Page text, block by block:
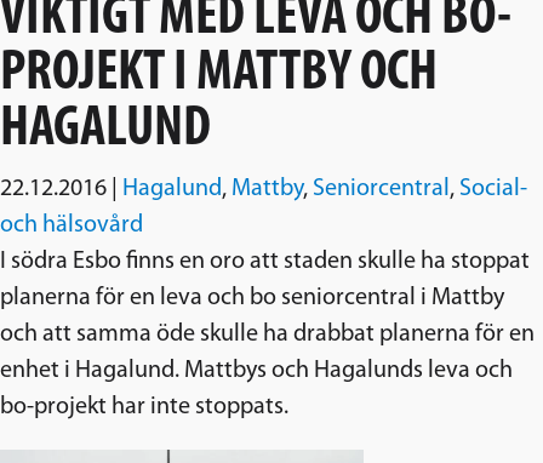
VIKTIGT MED LEVA OCH BO-
PROJEKT I MATTBY OCH
HAGALUND
22.12.2016 Hagalund, Mattby, Seniorcentral, Social-
och hälsovård
I södra Esbo finns en oro att staden skulle ha stoppat
planerna för en leva och bo seniorcentral i Mattby
och att samma öde skulle ha drabbat planerna för en
enhet i Hagalund. Mattbys och Hagalunds leva och
bo-projekt har inte stoppats.